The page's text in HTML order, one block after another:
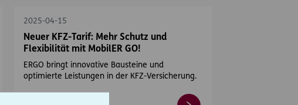
2025-04-15
Neuer KFZ-Tarif: Mehr Schutz und
Flexibilität mit MobilER GO!
ERGO bringt innovative Bausteine und
optimierte Leistungen in der KFZ-Versicherung.